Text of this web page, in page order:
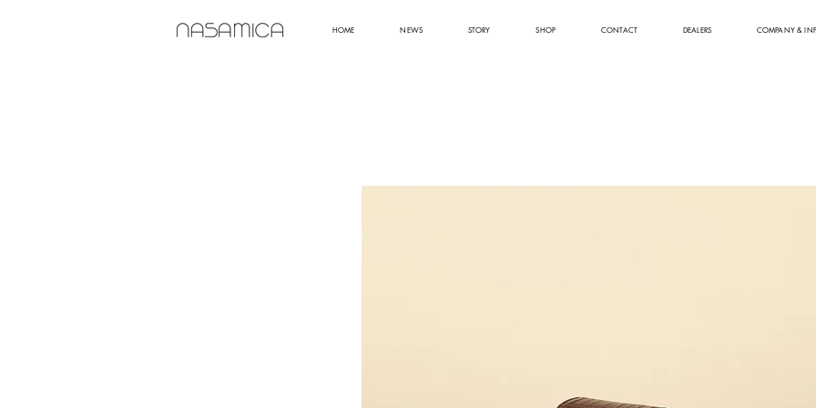
HOME NEWS STORY SHOP CONTACT DEALERS COMPANY &